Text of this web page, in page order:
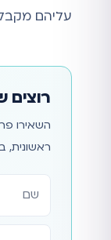
עליהם
רוצים
השאירו
ראשונית,
אתר